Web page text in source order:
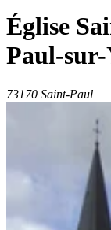
Église
Paul-sur-
73170 Saint-Paul